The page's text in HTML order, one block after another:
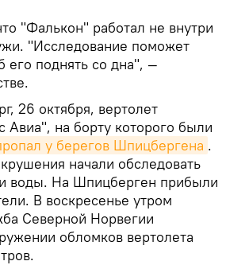
"Фалькон" работал не внутри
"Исследование поможет
его поднять со дна", —
26 октября, вертолет
Авиа", на борту которого были
у берегов Шпицбергена .
начали обследовать
и воды. На Шпицберген прибыли
В воскресенье утром
Северной Норвегии
обломков вертолета